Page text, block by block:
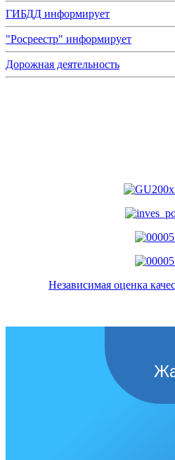
ГИБДД информирует
"Росреестр" информирует
Дорожная деятельность
Независимая оценка